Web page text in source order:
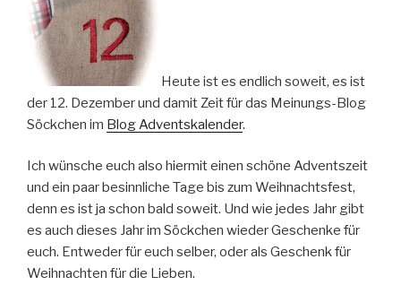
Heute ist es endlich soweit, es ist
der 12. Dezember und damit Zeit für das Meinungs-Blog
Söckchen im Blog Adventskalender.
Ich wünsche euch also hiermit einen schöne Adventszeit
und ein paar besinnliche Tage bis zum Weihnachtsfest,
denn es ist ja schon bald soweit. Und wie jedes Jahr gibt
es auch dieses Jahr im Söckchen wieder Geschenke für
euch. Entweder für euch selber, oder als Geschenk für
Weihnachten für die Lieben.